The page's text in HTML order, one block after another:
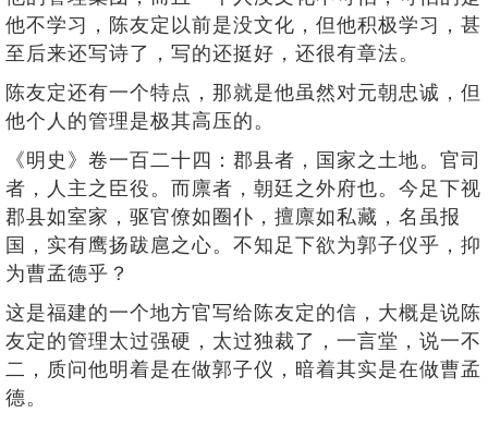
他不学习，陈友定以前是没文化，但他积极学习，甚
至后来还写诗了，写的还挺好，还很有章法。
陈友定还有一个特点，那就是他虽然对元朝忠诚，但
他个人的管理是极其高压的。
《明史》卷一百二十四：郡县者，国家之土地。官司
者，人主之臣役。而廪者，朝廷之外府也。今足下视
郡县如室家，驱官僚如圈仆，擅廪如私藏，名虽报
国，实有鹰扬跋扈之心。不知足下欲为郭子仪乎，抑
为曹孟德乎？
这是福建的一个地方官写给陈友定的信，大概是说陈
友定的管理太过强硬，太过独裁了，一言堂，说一不
二，质问他明着是在做郭子仪，暗着其实是在做曹孟
德。